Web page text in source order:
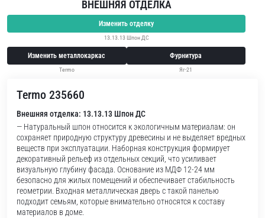
ВНЕШНЯЯ ОТДЕЛКА
Изменить отделку
13.13.13 Шпон ДС
Изменить металлокаркас
Termo
Фурнитура
Яг-21
Termo 235660
Внешняя отделка: 13.13.13 Шпон ДС
— Натуральный шпон относится к экологичным материалам: он
сохраняет природную структуру древесины и не выделяет вредных
веществ при эксплуатации. Наборная конструкция формирует
декоративный рельеф из отдельных секций, что усиливает
визуальную глубину фасада. Основание из МДФ 12-24 мм
безопасно для жилых помещений и обеспечивает стабильность
геометрии. Входная металлическая дверь с такой панелью
подходит семьям, которые внимательно относятся к составу
материалов в доме.